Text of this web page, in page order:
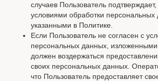
случаев Пользователь подтверждает,
условиями обработки персональных
указанными в Политике.
Если Пользователь не согласен с
персональных данных,
должен воздержаться
своих персональных данных.
что Пользователь предоставляет